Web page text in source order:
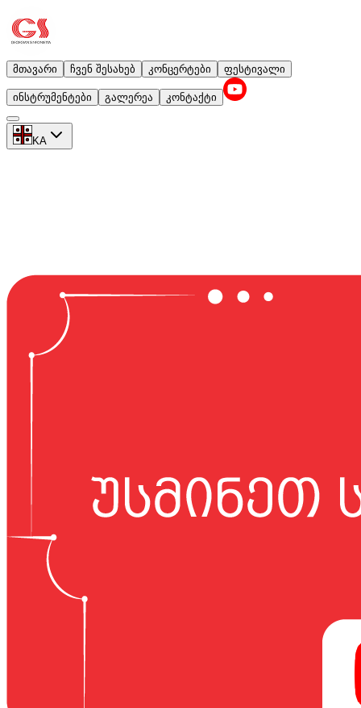
მთავარი ჩვენ შესახებ კონცერტები ფესტივალი
ინსტრუმენტები გალერეა კონტაქტი
KA